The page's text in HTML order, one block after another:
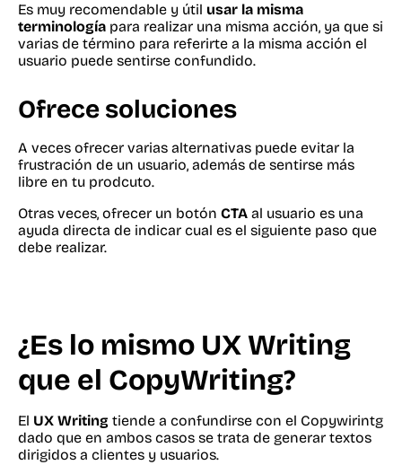
Es muy recomendable y útil usar la misma
terminología para realizar una misma acción, ya que si
varias de término para referirte a la misma acción el
usuario puede sentirse confundido.
Ofrece soluciones
A veces ofrecer varias alternativas puede evitar la
frustración de un usuario, además de sentirse más
libre en tu prodcuto.
Otras veces, ofrecer un botón CTA al usuario es una
ayuda directa de indicar cual es el siguiente paso que
debe realizar.
¿Es lo mismo UX Writing
que el CopyWriting?
El UX Writing tiende a confundirse con el Copywirintg
dado que en ambos casos se trata de generar textos
dirigidos a clientes y usuarios.